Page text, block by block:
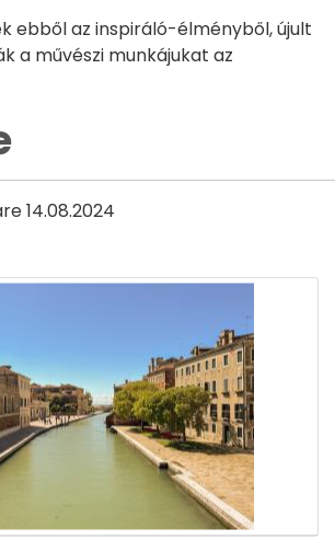
ebből az inspiráló-élményből, újult
a művészi munkájukat az
14.08.2024